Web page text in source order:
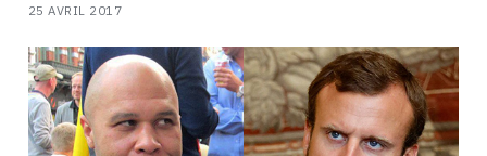
25 AVRIL 2017